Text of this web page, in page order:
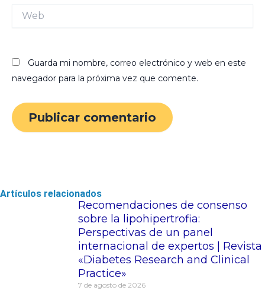
Guarda mi nombre, correo electrónico y web en este
navegador para la próxima vez que comente.
Artículos relacionados
Recomendaciones de consenso
sobre la lipohipertrofia:
Perspectivas de un panel
internacional de expertos | Revista
«Diabetes Research and Clinical
Practice»
7 de agosto de 2026